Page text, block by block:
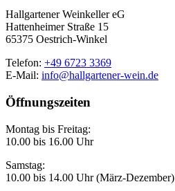
Hallgartener Weinkeller eG
Hattenheimer Straße 15
65375 Oestrich-Winkel
Telefon: +49 6723 3369
E-Mail: info@hallgartener-wein.de
Öffnungszeiten
Montag bis Freitag:
10.00 bis 16.00 Uhr
Samstag:
10.00 bis 14.00 Uhr (März-Dezember)